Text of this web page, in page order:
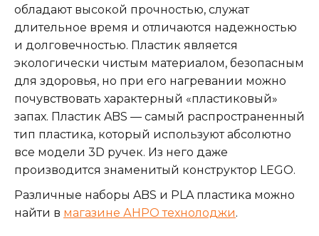
обладают высокой прочностью, служат
длительное время и отличаются надежностью
и долговечностью. Пластик является
экологически чистым материалом, безопасным
для здоровья, но при его нагревании можно
почувствовать характерный «пластиковый»
запах. Пластик ABS — самый распространенный
тип пластика, который используют абсолютно
все модели 3D ручек. Из него даже
производится знаменитый конструктор LEGO.
Различные наборы ABS и PLA пластика можно
найти в магазине АНРО технолоджи.